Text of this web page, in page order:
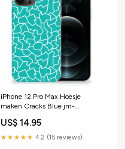
iPhone 12 Pro Max Hoesje
maken Cracks Blue jm-
barok flower
US$ 14.95
★★★★★ 4.2 (15 reviews)